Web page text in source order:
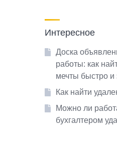
Интересное
Доска
работы: как
мечты быстро
Как найти
Можно ли
бухгалтером